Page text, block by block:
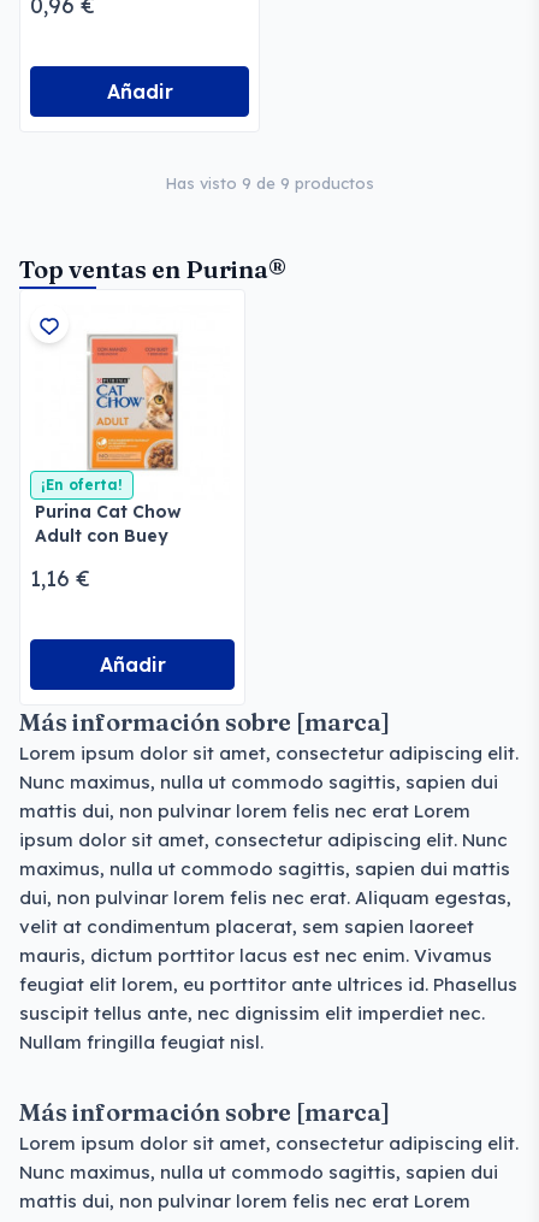
Añadir
Has visto 9 de 9 productos
Top ventas en Purina®
¡En oferta!
Purina Cat Chow
Adult con Buey
1,16 €
Añadir
Más información sobre [marca]
Lorem ipsum dolor sit amet, consectetur adipiscing elit.
Nunc maximus, nulla ut commodo sagittis, sapien dui
mattis dui, non pulvinar lorem felis nec erat Lorem
ipsum dolor sit amet, consectetur adipiscing elit. Nunc
maximus, nulla ut commodo sagittis, sapien dui mattis
dui, non pulvinar lorem felis nec erat. Aliquam egestas,
velit at condimentum placerat, sem sapien laoreet
mauris, dictum porttitor lacus est nec enim. Vivamus
feugiat elit lorem, eu porttitor ante ultrices id. Phasellus
suscipit tellus ante, nec dignissim elit imperdiet nec.
Nullam fringilla feugiat nisl.
Más información sobre [marca]
Lorem ipsum dolor sit amet, consectetur adipiscing elit.
Nunc maximus, nulla ut commodo sagittis, sapien dui
mattis dui, non pulvinar lorem felis nec erat Lorem